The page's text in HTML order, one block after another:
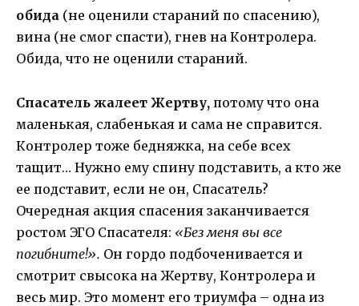
обида (не оценили стараний по спасению),
вина (не смог спасти), гнев на Контролера.
Обида, что не оценили стараний.
Спасатель жалеет Жертву, потому что она
маленькая, слабенькая и сама не справится.
Контролер тоже бедняжка, на себе всех
тащит… Нужно ему спину подставить, а кто же
ее подставит, если не он, Спасатель?
Очередная акция спасения заканчивается
ростом ЭГО Спасателя: «Без меня вы все
погибните!». Он гордо подбоченивается и
смотрит свысока на Жертву, Контролера и
весь мир. Это момент его триумфа – одна из